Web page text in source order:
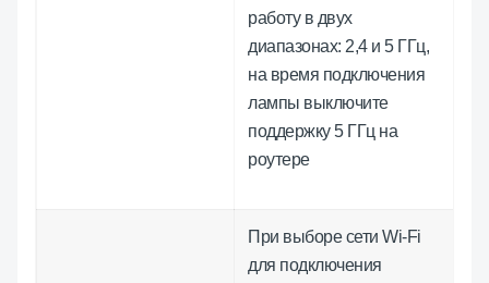
работу в двух
диапазонах: 2,4 и 5 ГГц,
на время подключения
лампы выключите
поддержку 5 ГГц на
роутере
При выборе сети Wi-Fi
для подключения